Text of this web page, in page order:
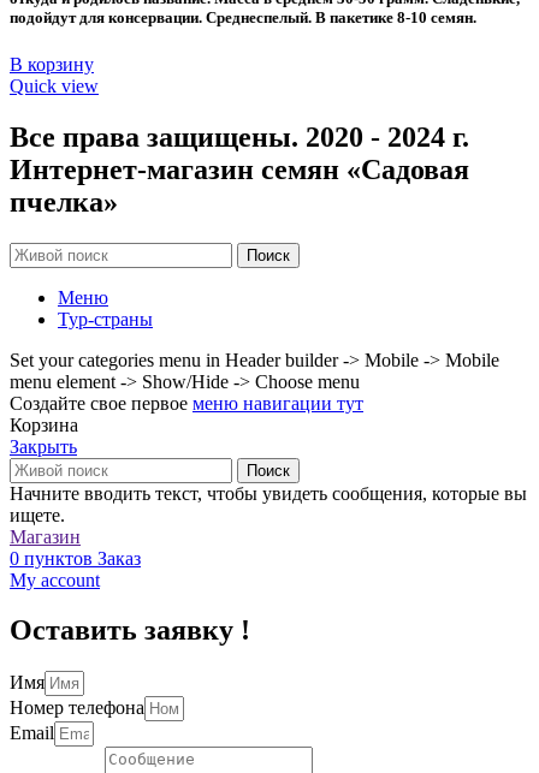
подойдут для консервации. Среднеспелый. В пакетике 8-10 семян.
В корзину
Quick view
Все права защищены. 2020 - 2024 г.
Интернет-магазин семян «Садовая
пчелка»
Поиск
Меню
Тур-страны
Set your categories menu in Header builder -> Mobile -> Mobile
menu element -> Show/Hide -> Choose menu
Создайте свое первое меню навигации тут
Корзина
Закрыть
Поиск
Начните вводить текст, чтобы увидеть сообщения, которые вы
ищете.
Магазин
0 пунктов Заказ
My account
Оставить заявку !
Имя
Номер телефона
Email